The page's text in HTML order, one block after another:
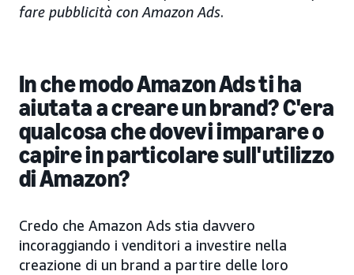
fare pubblicità con Amazon Ads.
In che modo Amazon Ads ti ha
aiutata a creare un brand? C'era
qualcosa che dovevi imparare o
capire in particolare sull'utilizzo
di Amazon?
Credo che Amazon Ads stia davvero
incoraggiando i venditori a investire nella
creazione di un brand a partire delle loro